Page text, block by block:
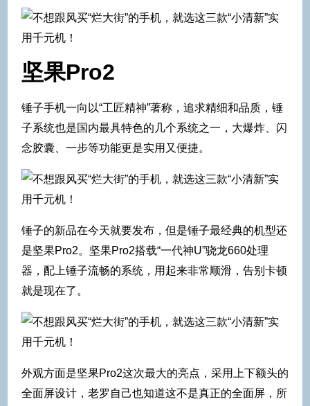
坚果Pro2
锤子手机一向以“工匠精神”著称，追求精细和品质，锤
子系统也是国内最具特色的几个系统之一，大爆炸、闪
念胶囊、一步等功能更是实用又便捷。
锤子的新品在今天就要发布，但是锤子最经典的机型还
是坚果Pro2。坚果Pro2搭载“一代神U”骁龙660处理
器，配上锤子流畅的系统，用起来非常顺滑，告别卡顿
就是现在了。
外观方面是坚果Pro2这次最大的亮点，采用上下额头的
全面屏设计，老罗自己也知道这不是真正的全面屏，所